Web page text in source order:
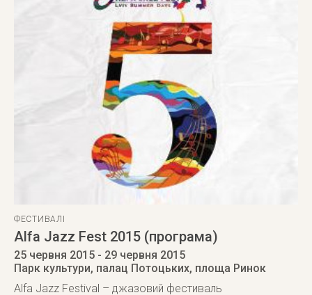
ФЕСТИВАЛІ
Alfa Jazz Fest 2015 (програма)
25 червня 2015 - 29 червня 2015
Парк культури, палац Потоцьких, площа Ринок
Alfa Jazz Festival – джазовий фестиваль